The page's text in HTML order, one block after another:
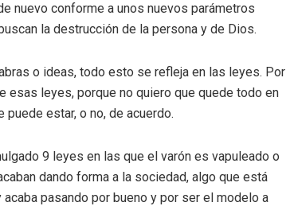
nuevo conforme a unos nuevos parámetros
la destrucción de la persona y de Dios.
o ideas, todo esto se refleja en las leyes. Por
esas leyes, porque no quiero que quede todo en
puede estar, o no, de acuerdo.
9 leyes en las que el varón es vapuleado o
dando forma a la sociedad, algo que está
pasando por bueno y por ser el modelo a